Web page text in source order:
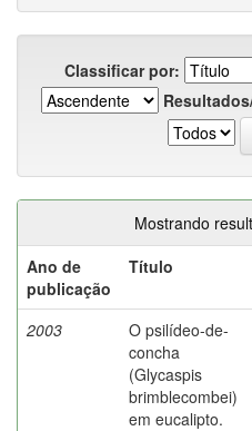
Classificar por:
Mostrando
Ano de
publicação
Título
2003
O psilídeo-de-
concha
(Glycaspis
brimblecombei)
em eucalipto.